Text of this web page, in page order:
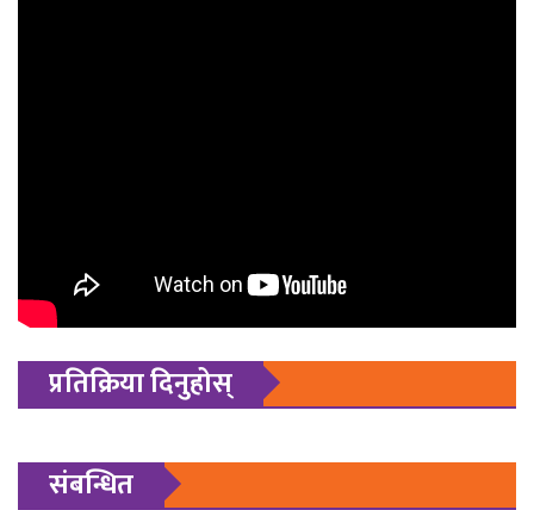
प्रतिक्रिया दिनुहोस्
संबन्धित